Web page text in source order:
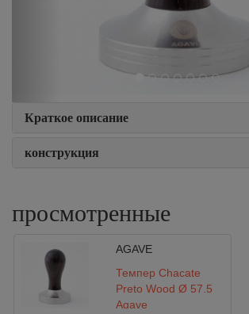
Краткое описание
конструкция
просмотренные
AGAVE
Темпер Chacate
Preto Wood Ø 57.5
Agave